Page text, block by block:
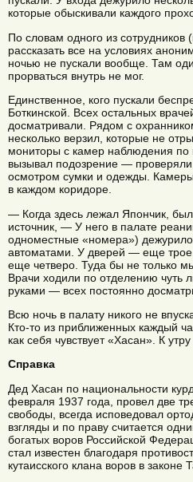
которые обыскивали каждого
По словам одного из сотрудников
рассказать все на условиях
ночью не пускали вообще. Там
прорваться внутрь не мог.
Единственное, кого пускали
Боткинской. Всех остальных
досматривали. Рядом с
несколько верзил, которые не
мониторы с камер наблюдения по
вызывал подозрение —
осмотром сумки и одежды.
в каждом коридоре.
— Когда здесь лежал Япончик,
источник, — У него в палате
одноместные «номера»)
автоматами. У дверей — еще
еще четверо. Туда бы не только
Врачи ходили по отделению чуть
руками — всех постоянно
Всю ночь в палату никого не
Кто-то из приближенных каждый
как себя чувствует «Хасан». К
Справка
Дед Хасан по национальности
февраля 1937 года, провел две
свободы, всегда исповедовал
взгляды и по праву считается
богатых воров Российской
стал известен благодаря
кутаисского клана воров в законе